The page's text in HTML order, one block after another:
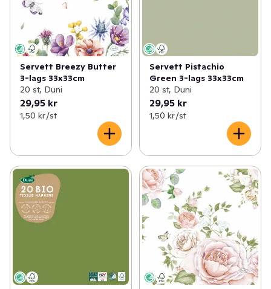
Servett Breezy Butter
3-lags 33x33cm
20 st, Duni
29,95 kr
1,50 kr /st
Servett Pistachio
Green 3-lags 33x33cm
20 st, Duni
29,95 kr
1,50 kr /st